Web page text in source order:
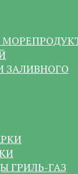
ЗАЛИВНОГО
ГРИЛЬ-ГАЗ